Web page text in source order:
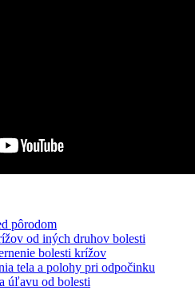
pôrodom
od iných druhov bolesti
bolesti krížov
tela a polohy pri odpočinku
úľavu od bolesti